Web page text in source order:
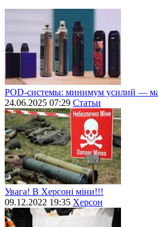
POD-системы: минимум усилий —
24.06.2025 07:29 Статьи
Увага! В Херсоні міни!!!
09.12.2022 19:35 Херсон